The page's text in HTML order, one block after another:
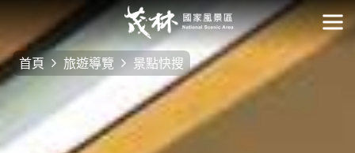
跳
到
主
要
內
塊
開
首頁
旅遊導覽 景點快搜